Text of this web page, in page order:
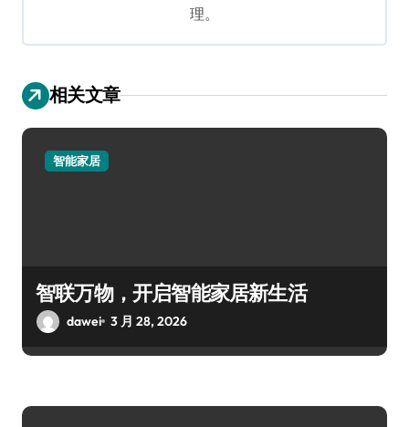
理。
相关文章
智能家居
智联万物，开启智能家居新生活
dawei 3 月 28, 2026